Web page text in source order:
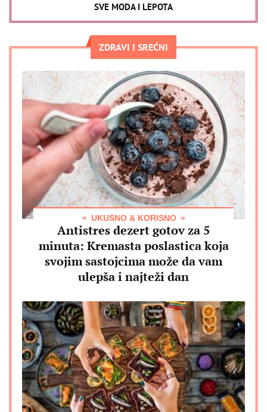
SVE MODA I LEPOTA
ZDRAVI I SREĆNI
UKUSNO & KORISNO
Antistres dezert gotov za 5
minuta: Kremasta poslastica koja
svojim sastojcima može da vam
ulepša i najteži dan